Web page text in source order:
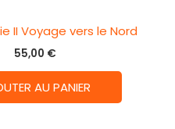
II Voyage vers le Nord
55,00 €
AU PANIER